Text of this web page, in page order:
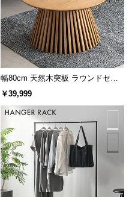
幅80cm 天然木突板 ラウンドセン
ターテーブル 美しい格子デザイン
￥39,999